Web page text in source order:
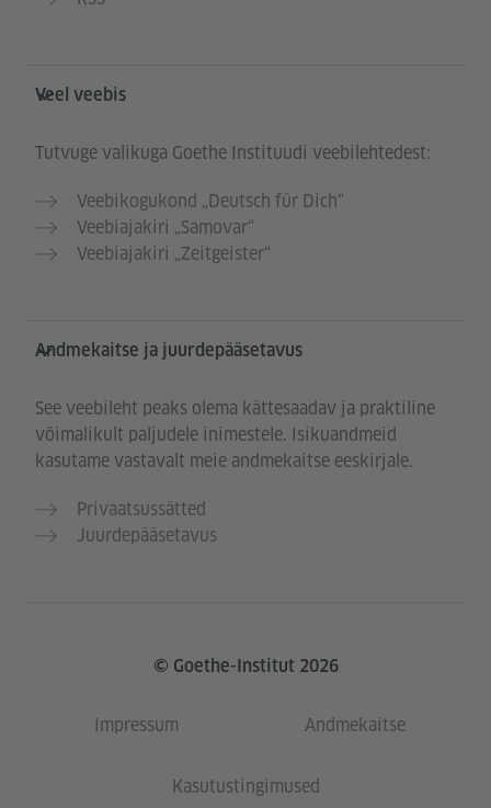
Veel veebis
Tutvuge valikuga Goethe Instituudi veebilehtedest:
Veebikogukond „Deutsch für Dich“
Veebiajakiri „Samovar“
Veebiajakiri „Zeitgeister“
Andmekaitse ja juurdepääsetavus
See veebileht peaks olema kättesaadav ja praktiline
võimalikult paljudele inimestele. Isikuandmeid
kasutame vastavalt meie andmekaitse eeskirjale.
Privaatsussätted
Juurdepääsetavus
© Goethe-Institut 2026
Impressum Andmekaitse
Kasutustingimused